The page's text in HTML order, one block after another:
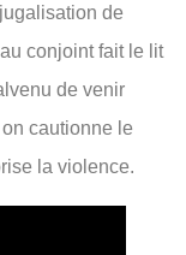
de
conjoint fait le lit
de venir
cautionne le
la violence.